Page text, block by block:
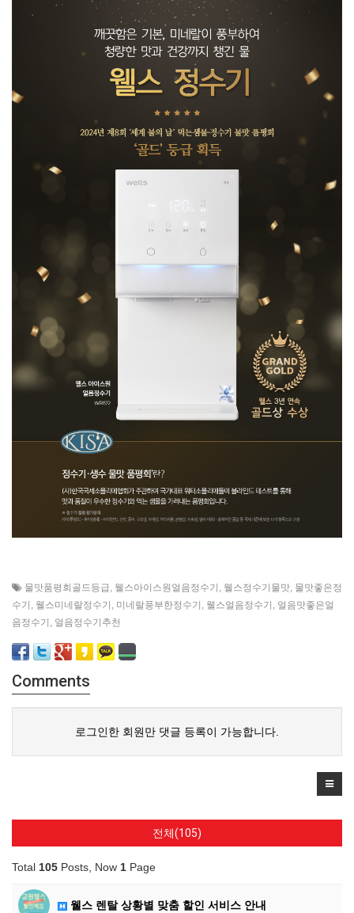
물맛품평회골드등급, 웰스아이스원얼음정수기 , 웰스정수기물맛, 물맛좋은정
수기 , 웰스미네랄정수기 , 미네랄풍부한정수기 , 웰스얼음정수기 , 얼음맛좋은얼
음정수기 , 얼음정수기추천
Comments
로그인한 회원만 댓글 등록이 가능합니다.
전체(105)
Total 105 Posts, Now 1 Page
웰스 렌탈 상황별 맞춤 할인 서비스 안내